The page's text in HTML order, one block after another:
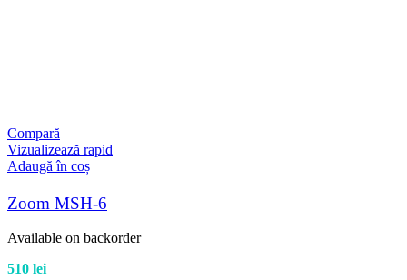
Compară
Vizualizează rapid
Adaugă în coș
Zoom MSH-6
Available on backorder
510 lei